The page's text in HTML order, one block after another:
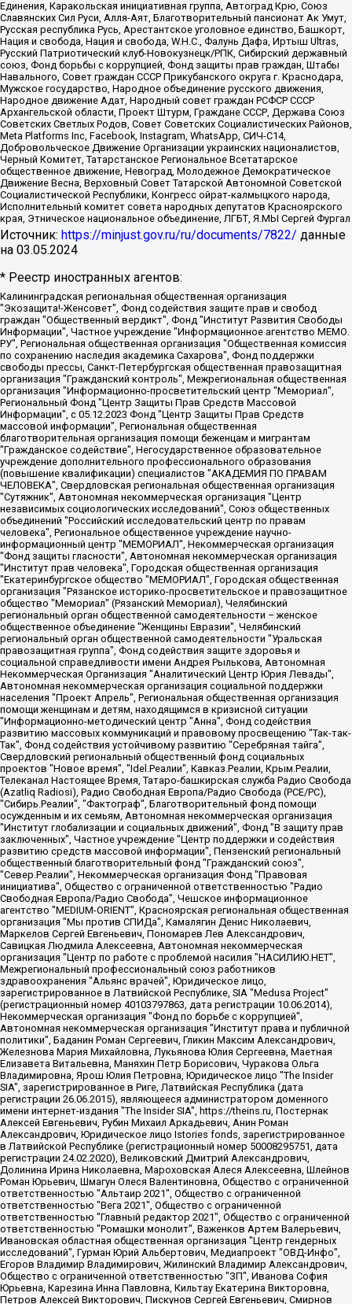
Единения, Каракольская инициативная группа, Автоград Крю, Союз
Славянских Сил Руси, Алля-Аят, Благотворительный пансионат Ак Умут,
Русская республика Русь, Арестантское уголовное единство, Башкорт,
Нация и свобода, Нация и свобода, W.H.С., Фалунь Дафа, Иртыш Ultras,
Русский Патриотический клуб-Новокузнецк/РПК, Сибирский державный
союз, Фонд борьбы с коррупцией, Фонд защиты прав граждан, Штабы
Навального, Совет граждан СССР Прикубанского округа г. Краснодара,
Мужское государство, Народное объединение русского движения,
Народное движение Адат, Народный совет граждан РСФСР СССР
Архангельской области, Проект Штурм, Граждане СССР, Держава Союз
Советских Светлых Родов, Совет Советских Социалистических Районов,
Meta Platforms Inc, Facebook, Instagram, WhatsApp, СИЧ-С14,
Добровольческое Движение Организации украинских националистов,
Черный Комитет, Татарстанское Региональное Всетатарское
общественное движение, Невоград, Молодежное Демократическое
Движение Весна, Верховный Совет Татарской Автономной Советской
Социалистической Республики, Конгресс ойрат-калмыцкого народа,
Исполнительный комитет совета народных депутатов Красноярского
края, Этническое национальное объединение, ЛГБТ, Я.МЫ Сергей Фургал
Источник: https://minjust.gov.ru/ru/documents/7822/ данные
на 03.05.2024
* Реестр иностранных агентов:
Калининградская региональная общественная организация "Экозащита!-Женсовет", Фонд содействия защите прав и свобод граждан "Общественный вердикт", Фонд "Институт Развития Свободы Информации", Частное учреждение "Информационное агентство МЕМО. РУ", Региональная общественная организация "Общественная комиссия по сохранению наследия академика Сахарова", Фонд поддержки свободы прессы, Санкт-Петербургская общественная правозащитная организация "Гражданский контроль", Межрегиональная общественная организация "Информационно-просветительский центр "Мемориал", Региональный Фонд "Центр Защиты Прав Средств Массовой Информации", с 05.12.2023 Фонд "Центр Защиты Прав Средств массовой информации", Региональная общественная благотворительная организация помощи беженцам и мигрантам "Гражданское содействие", Негосударственное образовательное учреждение дополнительного профессионального образования (повышение квалификации) специалистов "АКАДЕМИЯ ПО ПРАВАМ ЧЕЛОВЕКА", Свердловская региональная общественная организация "Сутяжник", Автономная некоммерческая организация "Центр независимых социологических исследований", Союз общественных объединений "Российский исследовательский центр по правам человека", Региональное общественное учреждение научно-информационный центр "МЕМОРИАЛ", Некоммерческая организация "Фонд защиты гласности", Автономная некоммерческая организация "Институт прав человека", Городская общественная организация "Екатеринбургское общество "МЕМОРИАЛ", Городская общественная организация "Рязанское историко-просветительское и правозащитное общество "Мемориал" (Рязанский Мемориал), Челябинский региональный орган общественной самодеятельности – женское общественное объединение "Женщины Евразии", Челябинский региональный орган общественной самодеятельности "Уральская правозащитная группа", Фонд содействия защите здоровья и социальной справедливости имени Андрея Рылькова, Автономная Некоммерческая Организация "Аналитический Центр Юрия Левады", Автономная некоммерческая организация социальной поддержки населения "Проект Апрель", Региональная общественная организация помощи женщинам и детям, находящимся в кризисной ситуации "Информационно-методический центр "Анна", Фонд содействия развитию массовых коммуникаций и правовому просвещению "Так-так-Так", Фонд содействия устойчивому развитию "Серебряная тайга", Свердловский региональный общественный фонд социальных проектов "Новое время", "Idel.Реалии", Кавказ.Реалии, Крым.Реалии, Телеканал Настоящее Время, Татаро-башкирская служба Радио Свобода (Azatliq Radiosi), Радио Свободная Европа/Радио Свобода (PCE/PC), "Сибирь.Реалии", "Фактограф", Благотворительный фонд помощи осужденным и их семьям, Автономная некоммерческая организация "Институт глобализации и социальных движений", Фонд "В защиту прав заключенных", Частное учреждение "Центр поддержки и содействия развитию средств массовой информации", Пензенский региональный общественный благотворительный фонд "Гражданский союз", "Север.Реалии", Некоммерческая организация Фонд "Правовая инициатива", Общество с ограниченной ответственностью "Радио Свободная Европа/Радио Свобода", Чешское информационное агентство "MEDIUM-ORIENT", Красноярская региональная общественная организация "Мы против СПИДа", Камалягин Денис Николаевич, Маркелов Сергей Евгеньевич, Пономарев Лев Александрович, Савицкая Людмила Алексеевна, Автономная некоммерческая организация "Центр по работе с проблемой насилия "НАСИЛИЮ.НЕТ", Межрегиональный профессиональный союз работников здравоохранения "Альянс врачей", Юридическое лицо, зарегистрированное в Латвийской Республике, SIA "Medusa Project" (регистрационный номер 40103797863, дата регистрации 10.06.2014), Некоммерческая организация "Фонд по борьбе с коррупцией", Автономная некоммерческая организация "Институт права и публичной политики", Баданин Роман Сергеевич, Гликин Максим Александрович, Железнова Мария Михайловна, Лукьянова Юлия Сергеевна, Маетная Елизавета Витальевна, Маняхин Петр Борисович, Чуракова Ольга Владимировна, Ярош Юлия Петровна, Юридическое лицо "The Insider SIA", зарегистрированное в Риге, Латвийская Республика (дата регистрации 26.06.2015), являющееся администратором доменного имени интернет-издания "The Insider SIA", https://theins.ru, Постернак Алексей Евгеньевич, Рубин Михаил Аркадьевич, Анин Роман Александрович, Юридическое лицо Istories fonds, зарегистрированное в Латвийской Республике (регистрационный номер 50008295751, дата регистрации 24.02.2020), Великовский Дмитрий Александрович, Долинина Ирина Николаевна, Мароховская Алеся Алексеевна, Шлейнов Роман Юрьевич, Шмагун Олеся Валентиновна, Общество с ограниченной ответственностью "Альтаир 2021", Общество с ограниченной ответственностью "Вега 2021", Общество с ограниченной ответственностью "Главный редактор 2021", Общество с ограниченной ответственностью "Ромашки монолит", Важенков Артем Валерьевич, Ивановская областная общественная организация "Центр гендерных исследований", Гурман Юрий Альбертович, Медиапроект "ОВД-Инфо", Егоров Владимир Владимирович, Жилинский Владимир Александрович, Общество с ограниченной ответственностью "ЗП", Иванова София Юрьевна, Карезина Инна Павловна, Кильтау Екатерина Викторовна, Петров Алексей Викторович, Пискунов Сергей Евгеньевич, Смирнов Сергей Сергеевич, Тихонов Михаил Сергеевич, Общество с ограниченной ответственностью "ЖУРНАЛИСТ-ИНОСТРАННЫЙ АГЕНТ", Арапова Галина Юрьевна, Вольтская Татьяна Анатольевна, Американская компания "Mason G.E.S. Anonymous Foundation" (США), являющаяся владельцем интернет-издания https://mnews.world/, Компания "Stichting Bellingcat", зарегистрированная в Нидерландах (дата регистрации 11.07.2018), Захаров Андрей Вячеславович, Клепиковская Екатерина Дмитриевна, Общество с ограниченной ответственностью "МЕМО", Перл Роман Александрович, Симонов Евгений Алексеевич, Соловьева Елена Анатольевна, Сотников Даниил Владимирович, Сурначева Елизавета Дмитриевна, Автономная некоммерческая организация по защите прав человека и информированию населения "Якутия – Наше Мнение", Общество с ограниченной ответственностью "Москоу диджитал медиа", с 26.01.2023 Общество с ограниченной ответственностью "Чайка Белые сады", Ветошкина Валерия Валерьевна, Заговора Максим Александрович, Межрегиональное общественное движение "Российская ЛГБТ - сеть", Оленичев Максим Владимирович, Павлов Иван Юрьевич, Скворцова Елена Сергеевна, Общество с ограниченной ответственностью "Как бы инагент", Кочетков Игорь Викторович, Общество с ограниченной ответственностью "Честные выборы", Еланчик Олег Александрович, Общество с ограниченной ответственностью "Нобелевский призыв", Гималова Регина Эмилевна, Григорьев Андрей Валерьевич, Григорьева Алина Александровна, Ассоциация по содействию защите прав призывников, альтернативнослужащих и военнослужащих "Правозащитная группа "Гражданин.Армия.Право", Хисамова Регина Фаритовна, Автономная некоммерческая организация по реализации социально-правовых программ "Лилит", Дальневосточное общественное движение "Маяк", Санкт-Петербургская ЛГБТ-инициативная группа "Выход", Инициативная группа ЛГБТ+ "Реверс", Алексеев Андрей Викторович, Бекбулатова Таисия Львовна, Беляев Иван Михайлович, Владыкина Елена Сергеевна, Гельман Марат Александрович, Никульшина Вероника Юрьевна, Толоконникова Надежда Андреевна, Шендерович Виктор Анатольевич, Общество с ограниченной ответственностью "Данное сообщение", Общество с ограниченной ответственностью Издательский дом "Новая глава", Айнбиндер Александра Александровна, Московский комьюнити-центр для ЛГБТ+инициатив, Благотворительный фонд развития филантропии, Deutsche Welle (Германия, Kurt-Schumacher-Strasse 3, 53113 Bonn), Борзунова Мария Михайловна, Воробьев Виктор Викторович, Голубева Анна Львовна, Константинова Алла Михайловна, Малкова Ирина Владимировна, Мурадов Мурад Абдулгалимович, Осетинская Елизавета Николаевна, Понасенков Евгений Николаевич, Ганапольский Матвей Юрьевич, Киселев Евгений Алексеевич, Борухович Ирина Григорьевна, Дремин Иван Тимофеевич, Дубровский Дмитрий Викторович, Красноярская региональная общественная организация поддержки и развития альтернативных образовательных технологий и межкультурных коммуникаций "ИНТЕРРА", Маяковская Екатерина Алексеевна, Фейгин Марк Захарович, Филимонов Андрей Викторович, Дзугкоева Регина Николаевна, Доброхотов Роман Александрович, Дудь Юрий Александрович, Елкин Сергей Владимирович, Кругликов Кирилл Игоревич, Сабунаева Мария Леонидовна, Семенов Алексей Владимирович, Шаинян Карен Багратович, Шульман Екатерина Михайловна, Асафьев Артур Валерьевич, Вахштайн Виктор Семенович, Венедиктов Алексей Алексеевич, Лушникова Екатерина Евгеньевна, Волков Леонид Михайлович, Невзоров Александр Глебович, Пархоменко Сергей Борисович, Сироткин Ярослав Николаевич, Кара-Мурза Владимир Владимирович, Баранова Наталья Владимировна, Гозман Леонид Яковлевич, Кагарлицкий Борис Юльевич, Климарев Михаил Валерьевич, Милов Владимир Станиславович, Автономная некоммерческая организация Краснодарский центр современного искусства "Типография", Моргенштерн Алишер Тагирович, Соболь Любовь Эдуардовна, Общество с ограниченной ответственностью "ЛИЗА НОРМ", Каспаров Гарри Кимович, Ходорковский Михаил Борисович, Общество с ограниченной ответственностью "Апрельские тезисы", Данилович Ирина Брониславовна, Кашин Олег Владимирович, Петров Николай Владимирович, Пивоваров Алексей Владимирович, Соколов Михаил Владимирович, Цветкова Юлия Владимировна, Чичваркин Евгений Александрович, Комитет против пыток/Команда против пыток, Общество с ограниченной ответственностью "Первый научный", Общество с ограниченной ответственностью "Вертолет и ко", Белоцерковская Вероника Борисовна, Кац Максим Евгеньевич, Лазарева Татьяна Юрьевна, Шаведдинов Руслан Табризович, Яшин Илья Валерьевич, Общество с ограниченной ответственностью "Иноагент ААВ", Алешковский Дмитрий Петрович, Альбац Евгения Марковна, Быков Дмитрий Львович, Галямина Юлия Евгеньевна, Лойко Сергей Леонидович, Мартынов Кирилл Константинович, Медведев Сергей Александрович, Крашенинников Федор Геннадиевич, Гордеева Катерина Вл